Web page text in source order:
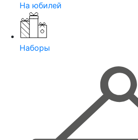
На юбилей
Наборы